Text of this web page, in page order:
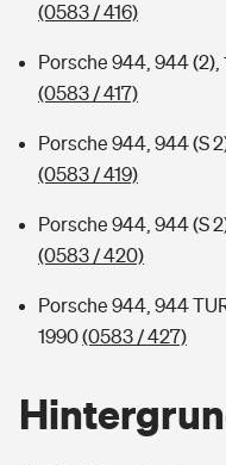
(0583 / 416)
Porsche 944, 944 (2),
(0583 / 417)
Porsche 944, 944 (S
(0583 / 419)
Porsche 944, 944 (S
(0583 / 420)
Porsche 944, 944
1990(0583 / 427)